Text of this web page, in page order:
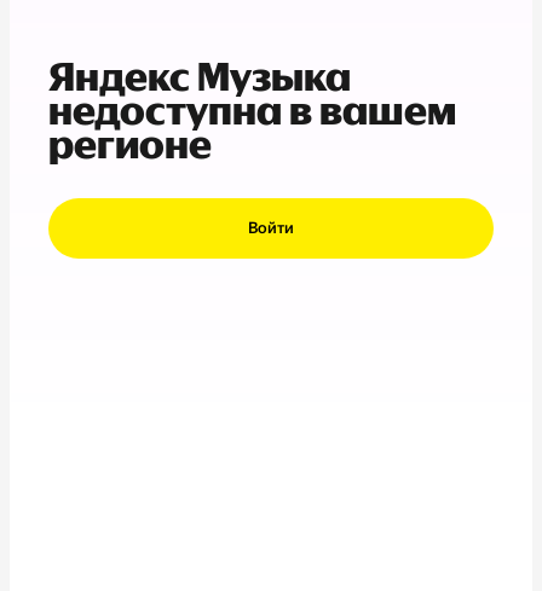
Яндекс Музыка
недоступна в вашем
регионе
Войти